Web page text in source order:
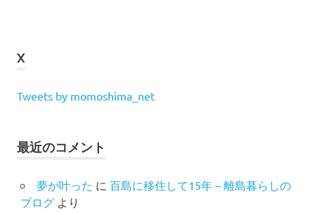
X
Tweets by momoshima_net
最近のコメント
夢が叶った に 百島に移住して15年 – 離島暮らしの
ブログより